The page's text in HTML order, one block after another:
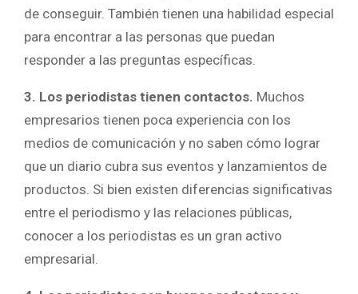
de conseguir. También tienen una habilidad especial
para encontrar a las personas que puedan
responder a las preguntas específicas.
3. Los periodistas tienen contactos. Muchos
empresarios tienen poca experiencia con los
medios de comunicación y no saben cómo lograr
que un diario cubra sus eventos y lanzamientos de
productos. Si bien existen diferencias significativas
entre el periodismo y las relaciones públicas,
conocer a los periodistas es un gran activo
empresarial.